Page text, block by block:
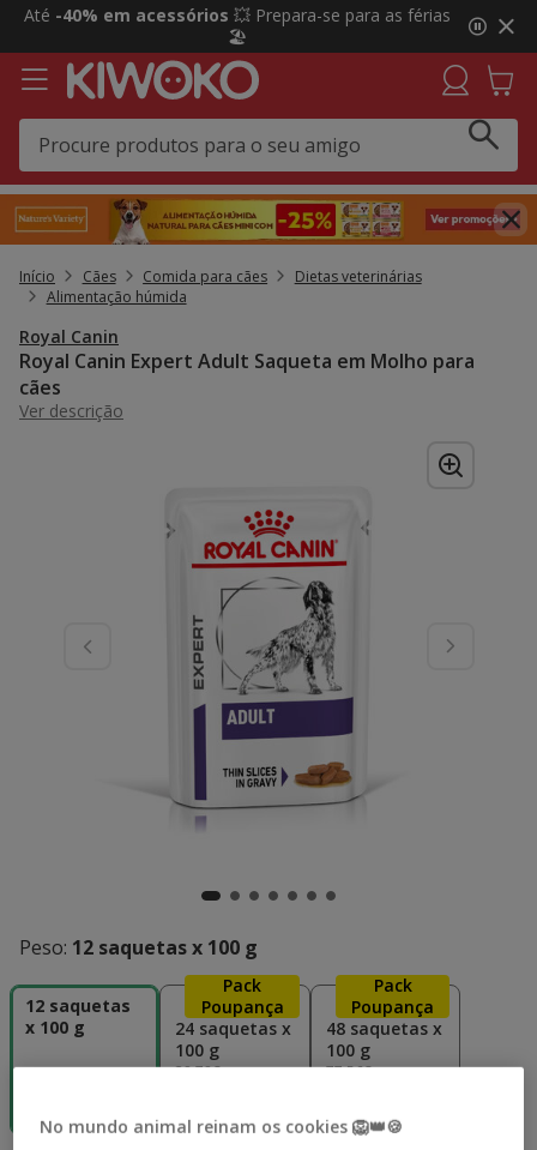
2
3,
mensagem,
Até -40% em acessórios 💥 Prepara-se para as férias
🏖️
Início Cães Comida para cães
Dietas veterinárias
Alimentação húmida
Royal Canin
Royal Canin Expert Adult Saqueta em Molho para
cães
Ver descrição
Peso: 12 saquetas x 100 g
12 saquetas
x 100 g
24 saquetas x
100 g
Pack
Poupança
38.78€
48 saquetas x
100 g
Pack
Poupança
77.56€
No mundo animal reinam os cookies 🦁👑🍪